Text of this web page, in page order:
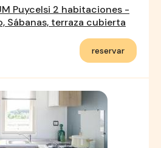
Puycelsi 2 habitaciones -
Sábanas, terraza cubierta
reservar